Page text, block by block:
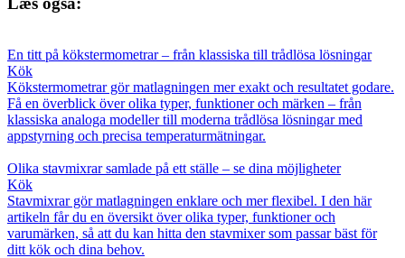
En titt på kökstermometrar – från klassiska till trådlösa lösningar
Kök
Kökstermometrar gör matlagningen mer exakt och resultatet godare.
Få en överblick över olika typer, funktioner och märken – från
klassiska analoga modeller till moderna trådlösa lösningar med
appstyrning och precisa temperaturmätningar.
Olika stavmixrar samlade på ett ställe – se dina möjligheter
Kök
Stavmixrar gör matlagningen enklare och mer flexibel. I den här
artikeln får du en översikt över olika typer, funktioner och
varumärken, så att du kan hitta den stavmixer som passar bäst för
ditt kök och dina behov.